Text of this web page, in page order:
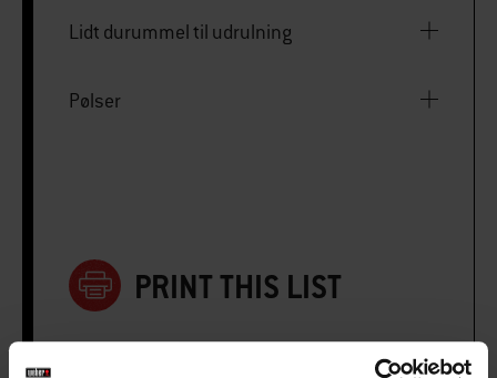
Lidt durummel til udrulning
Pølser
PRINT THIS LIST